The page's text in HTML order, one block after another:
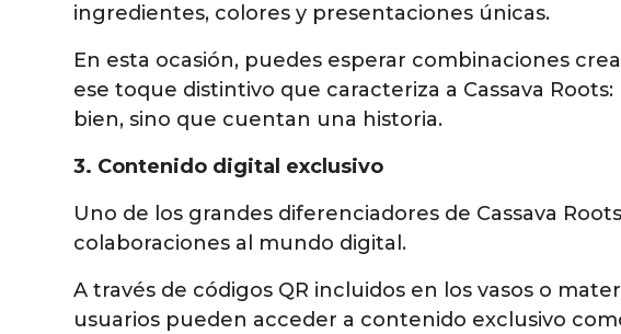
ingredientes, colores y presentaciones únicas.
En esta ocasión, puedes esperar combinaciones
ese toque distintivo que caracteriza a Cassava
bien, sino que cuentan una historia.
3. Contenido digital exclusivo
Uno de los grandes diferenciadores de Cassava
colaboraciones al mundo digital.
A través de códigos QR incluidos en los vasos o
usuarios pueden acceder a contenido exclusivo